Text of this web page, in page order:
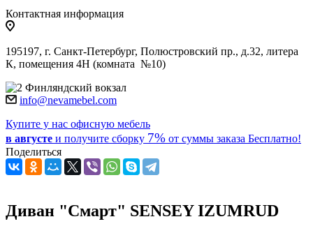
Контактная информация
195197, г. Санкт-Петербург, Полюстровский пр., д.32, литера
К, помещения 4Н (комната №10)
Финляндский вокзал
info@nevamebel.com
Купите у нас офисную мебель
в августе и получите сборку 7% от суммы заказа Бесплатно!
Поделиться
Диван "Смарт" SENSEY IZUMRUD